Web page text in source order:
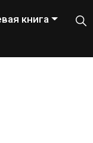
книга